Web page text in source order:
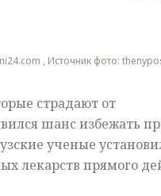
, Источник фото:
страдают от
шанс избежать
ученые
лекарств прямого